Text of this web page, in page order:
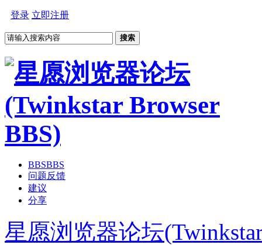
登录 立即注册
搜索
BBSBBS
问题反馈
建议
分享
星愿浏览器论坛